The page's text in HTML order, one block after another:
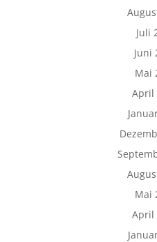
Juli
Juni
Mai
April
Mai
April